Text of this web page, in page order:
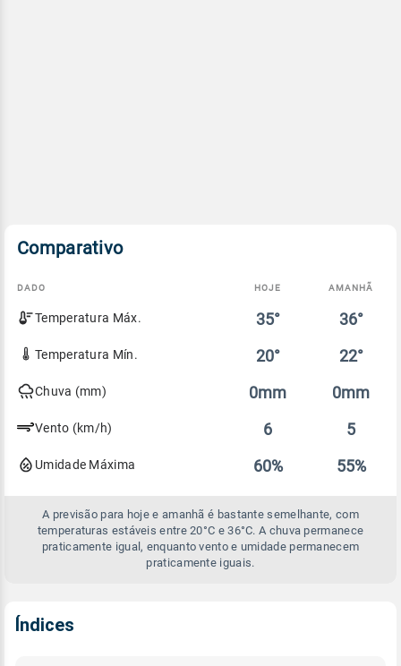
Comparativo
Comparativo
entre
previsão
hoje
DADO HOJE AMANHÃ
Temperatura Máx. 35° 36°
Temperatura Mín. 20° 22°
Chuva (mm) 0mm 0mm
Vento (km/h) 6 5
Umidade Máxima 60% 55%
A previsão para hoje e amanhã é bastante semelhante, com
temperaturas estáveis entre 20°C e 36°C. A chuva permanece
praticamente igual, enquanto vento e umidade permanecem
praticamente iguais.
Índices